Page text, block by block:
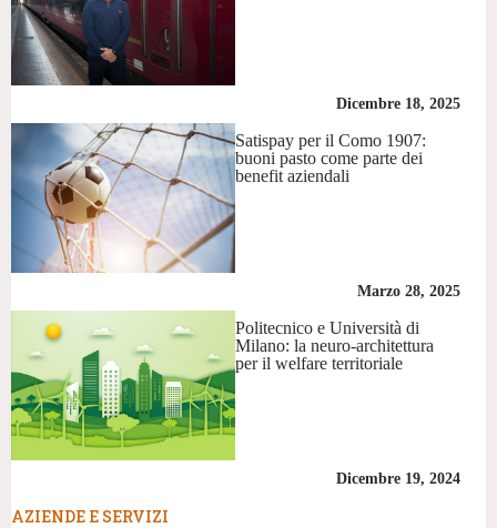
Dicembre 18, 2025
Satispay per il Como 1907:
buoni pasto come parte dei
benefit aziendali
Marzo 28, 2025
Politecnico e Università di
Milano: la neuro-architettura
per il welfare territoriale
Dicembre 19, 2024
AZIENDE E SERVIZI